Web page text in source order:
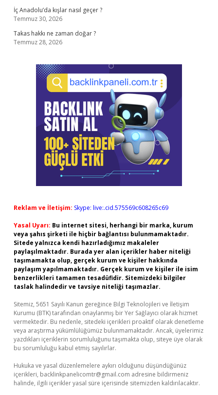
İç Anadolu’da kışlar nasıl geçer ?
Temmuz 30, 2026
Takas hakkı ne zaman doğar ?
Temmuz 28, 2026
Reklam ve İletişim: Skype: live:.cid.575569c608265c69
Yasal Uyarı: Bu internet sitesi, herhangi bir marka, kurum
veya şahıs şirketi ile hiçbir bağlantısı bulunmamaktadır.
Sitede yalnızca kendi hazırladığımız makaleler
paylaşılmaktadır. Burada yer alan içerikler haber niteliği
taşımamakta olup, gerçek kurum ve kişiler hakkında
paylaşım yapılmamaktadır. Gerçek kurum ve kişiler ile isim
benzerlikleri tamamen tesadüfidir. Sitemizdeki bilgiler
taslak halindedir ve tavsiye niteliği taşımazlar.
Sitemiz, 5651 Sayılı Kanun gereğince Bilgi Teknolojileri ve İletişim
Kurumu (BTK) tarafından onaylanmış bir Yer Sağlayıcı olarak hizmet
vermektedir. Bu nedenle, sitedeki içerikleri proaktif olarak denetleme
veya araştırma yükümlülüğümüz bulunmamaktadır. Ancak, üyelerimiz
yazdıkları içeriklerin sorumluluğunu taşımakta olup, siteye üye olarak
bu sorumluluğu kabul etmiş sayılırlar.
Hukuka ve yasal düzenlemelere aykırı olduğunu düşündüğünüz
içerikleri, backlinkpanelicomtr@gmail.com adresine bildirmeniz
halinde, ilgili içerikler yasal süre içerisinde sitemizden kaldırılacaktır.